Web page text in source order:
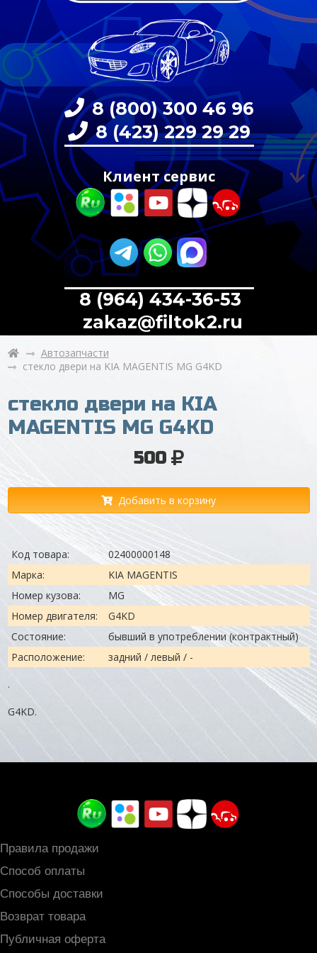
8 (800) 300 46 96
8 (423) 229 29 29
Клиент сервис
8 (964) 434-36-53
zakaz@filtok2.ru
Автозапчасти
стекло двери на KIA MAGENTIS MG G4KD
стекло двери на KIA
MAGENTIS MG G4KD
500
Добавить в корзину
Код товара:
02400000148
Марка:
KIA MAGENTIS
Номер кузова:
MG
Номер двигателя:
G4KD
Состояние:
бывший в употреблении (контрактный)
Расположение:
задний / левый / -
.
G4KD.
Правила продажи
Способ оплаты
Способы доставки
Возврат товара
Публичная оферта